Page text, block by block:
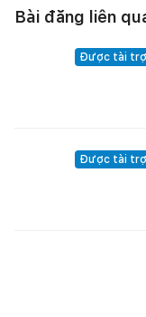
Bài đăng liên
Được tài trợ
Được tài trợ